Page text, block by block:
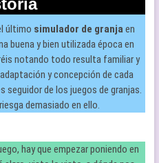
último simulador de granjaen
buena y bien utilizada época en
notando todo resulta familiar y
y concepción de cada
seguidor de los juegos de granjas.
demasiado en ello.
hay que empezar poniendo en